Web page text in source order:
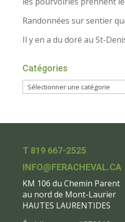
Randonnées sur sentier
Il y en a du doré au St-
Catégories
T 819 667-2525
INFO@FERACHEVAL.CA
KM 106 du Chemin Parent
au nord de Mont-Laurier
HAUTES LAURENTIDES